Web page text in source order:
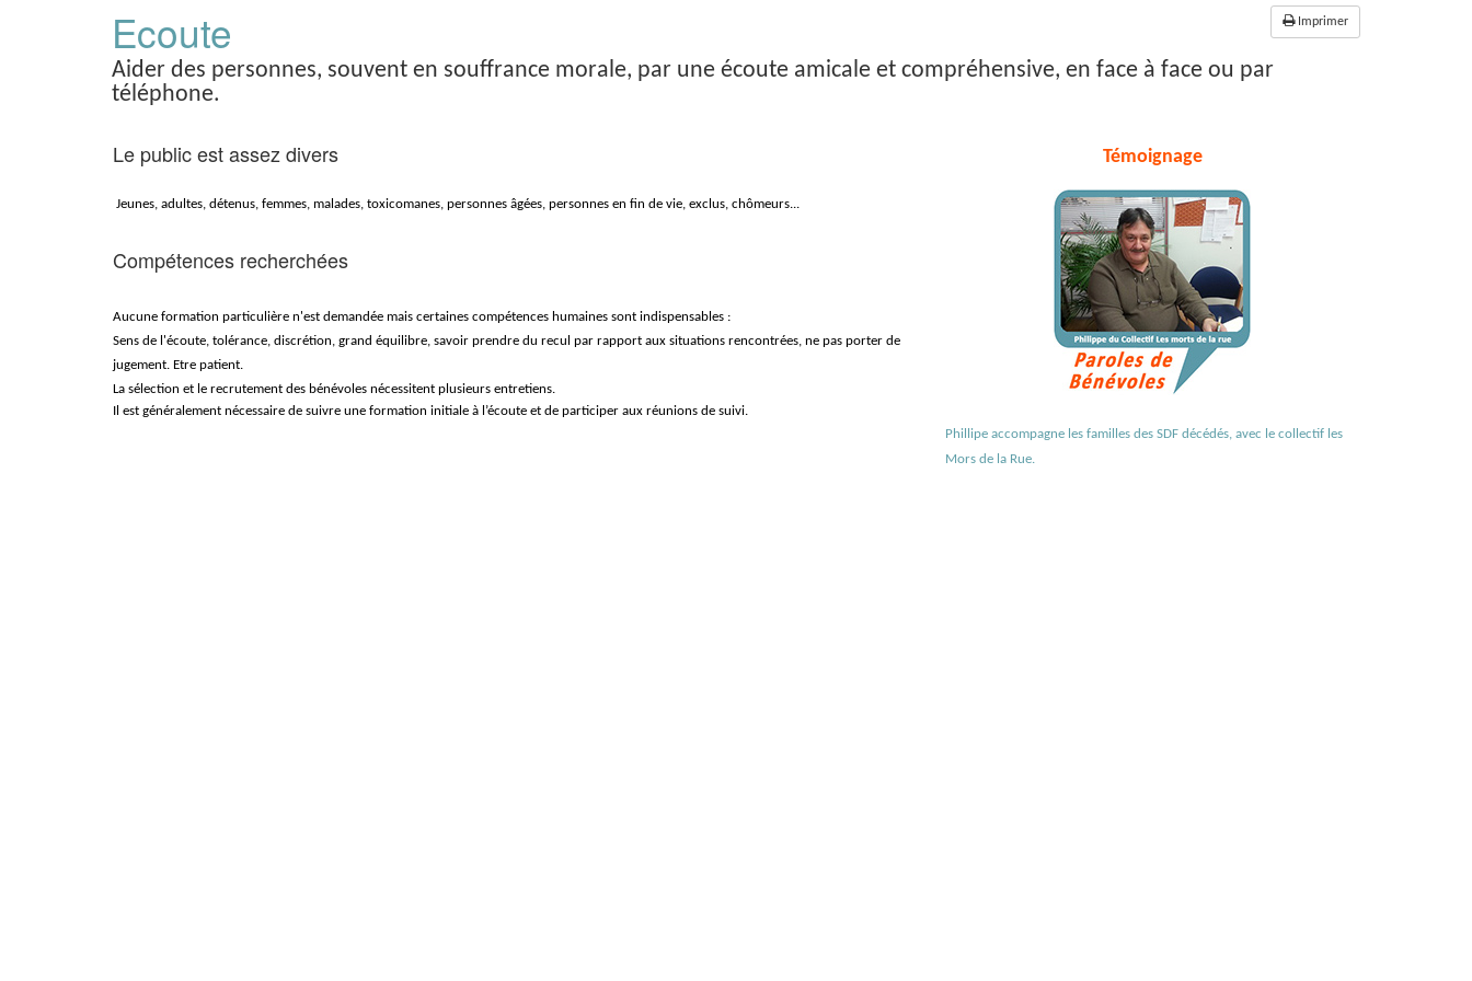
Imprimer
Ecoute
Aider des personnes, souvent en souffrance morale, par une écoute amicale et compréhensive, en face à face ou par
téléphone.
Le public est assez divers Témoignage
Jeunes, adultes, détenus, femmes, malades, toxicomanes, personnes âgées, personnes en fin de vie, exclus, chômeurs...
Compétences recherchées
Aucune formation particulière n'est demandée mais certaines compétences humaines sont indispensables :
Sens de l'écoute, tolérance, discrétion, grand équilibre, savoir prendre du recul par rapport aux situations rencontrées, ne pas porter de
jugement. Etre patient.
La sélection et le recrutement des bénévoles nécessitent plusieurs entretiens.
Il est généralement nécessaire de suivre une formation initiale à l’écoute et de participer aux réunions de suivi.
Phillipe accompagne les familles des SDF décédés, avec le collectif les
Mors de la Rue.